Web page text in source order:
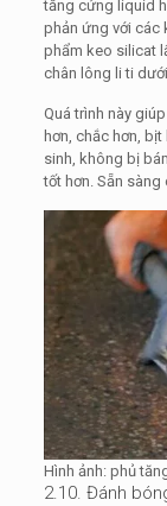
tăng cứng liquid
phản ứng với các
phẩm keo silicat
chân lông li ti
Quá trình này
hơn, chắc hơn,
sinh, không bị
tốt hơn. Sẵn
Hình ảnh: phủ
2.10. Đánh